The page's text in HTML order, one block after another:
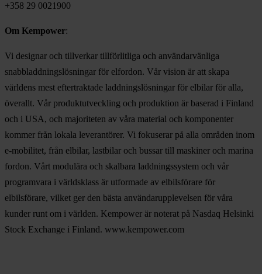
+358 29 0021900
Om Kempower:
Vi designar och tillverkar tillförlitliga och användarvänliga
snabbladdningslösningar för elfordon. Vår vision är att skapa
världens mest eftertraktade laddningslösningar för elbilar för alla,
överallt. Vår produktutveckling och produktion är baserad i Finland
och i USA, och majoriteten av våra material och komponenter
kommer från lokala leverantörer. Vi fokuserar på alla områden inom
e-mobilitet, från elbilar, lastbilar och bussar till maskiner och marina
fordon. Vårt modulära och skalbara laddningssystem och vår
programvara i världsklass är utformade av elbilsförare för
elbilsförare, vilket ger den bästa användarupplevelsen för våra
kunder runt om i världen. Kempower är noterat på Nasdaq Helsinki
Stock Exchange i Finland. www.kempower.com